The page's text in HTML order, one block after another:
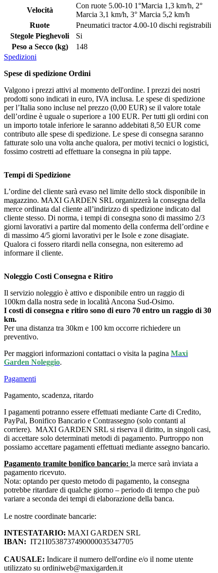
Velocità
Con ruote 5.00-10 1°Marcia 1,3 km/h, 2°
Marcia 3,1 km/h, 3° Marcia 5,2 km/h
Ruote
Pneumatici tractor 4.00-10 dischi registrabili
Stegole Pieghevoli
Si
Peso a Secco (kg)
148
Spedizioni
Spese di spedizione Ordini
Valgono i prezzi attivi al momento dell'ordine. I prezzi dei nostri
prodotti sono indicati in euro, IVA inclusa. Le spese di spedizione
per l’Italia sono incluse nel prezzo (0,00 EUR) se il valore totale
dell’ordine è uguale o superiore a 100 EUR. Per tutti gli ordini con
un importo totale inferiore le saranno addebitati 8,50 EUR come
contributo alle spese di spedizione. Le spese di consegna saranno
fatturate solo una volta anche qualora, per motivi tecnici o logistici,
fossimo costretti ad effettuare la consegna in più tappe.
Tempi di Spedizione
L’ordine del cliente sarà evaso nel limite dello stock disponibile in
magazzino. MAXI GARDEN SRL organizzerà la consegna della
merce ordinata dal cliente all’indirizzo di spedizione indicato dal
cliente stesso. Di norma, i tempi di consegna sono di massimo 2/3
giorni lavorativi a partire dal momento della conferma dell’ordine e
di massimo 4/5 giorni lavorativi per le Isole e zone disagiate.
Qualora ci fossero ritardi nella consegna, non esiteremo ad
informare il cliente.
Noleggio Costi Consegna e Ritiro
Il servizio noleggio è attivo e disponibile entro un raggio di
100km dalla nostra sede in località Ancona Sud-Osimo.
I costi di consegna e ritiro sono di euro 70 entro un raggio di 30
km.
Per una distanza tra 30km e 100 km occorre richiedere un
preventivo.
Per maggiori informazioni contattaci o visita la pagina Maxi
Garden Noleggio.
Pagamenti
Pagamento, scadenza, ritardo
I pagamenti potranno essere effettuati mediante Carte di Credito,
PayPal, Bonifico Bancario e Contrassegno (solo contanti al
corriere). MAXI GARDEN SRL si riserva il diritto, in singoli casi,
di accettare solo determinati metodi di pagamento. Purtroppo non
possiamo accettare pagamenti effettuati mediante assegno bancario.
Pagamento tramite bonifico bancario: la merce sarà inviata a
pagamento ricevuto.
Nota: optando per questo metodo di pagamento, la consegna
potrebbe ritardare di qualche giorno – periodo di tempo che può
variare a seconda dei tempi di elaborazione della banca.
Le nostre coordinate bancarie:
INTESTATARIO: MAXI GARDEN SRL
IBAN: IT21I0538737490000035347705
CAUSALE: Indicare il numero dell'ordine e/o il nome utente
utilizzato su ordiniweb@maxigarden.it